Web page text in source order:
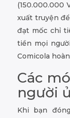
(150.000.000
xuất truyện
đạt mốc chỉ
tiền mọi
Comicola
Các
người
Khi bạn